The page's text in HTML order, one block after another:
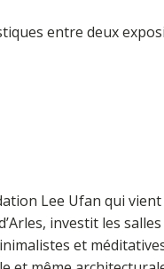
entre deux
Lee Ufan qui
investit les
et